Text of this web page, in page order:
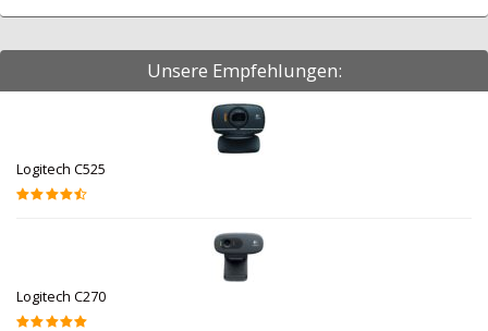
Unsere Empfehlungen:
Logitech C525
Logitech C270